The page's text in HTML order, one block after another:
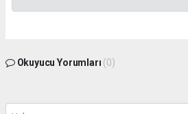
Okuyucu Yorumları (0)